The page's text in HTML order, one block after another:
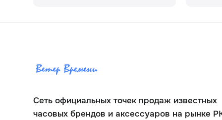
Сеть официальных точек продаж известных
часовых брендов и аксессуаров на рынке